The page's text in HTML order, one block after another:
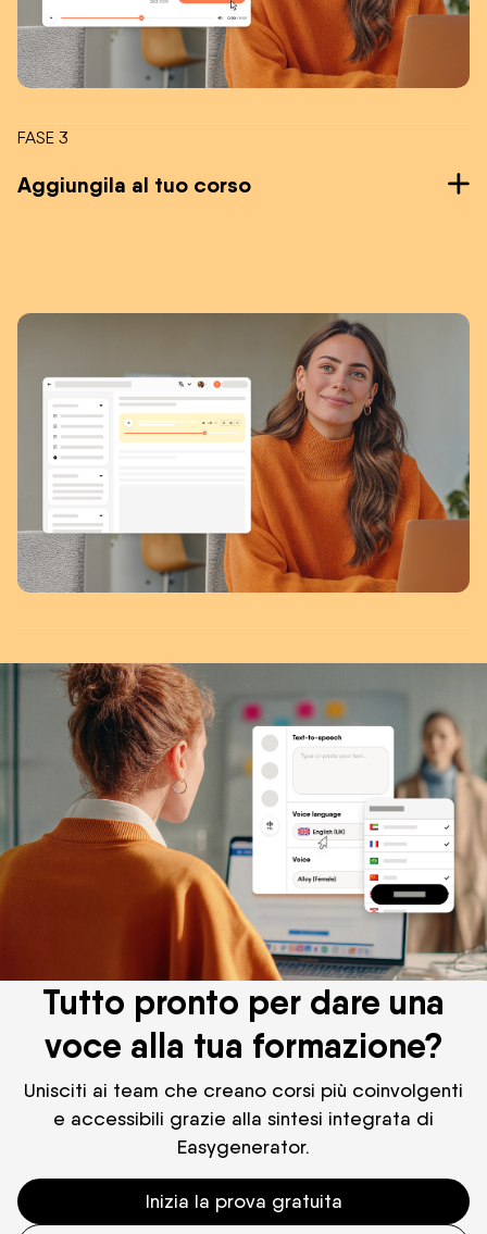
FASE 3
Aggiungila al tuo corso
Tutto pronto per dare una
voce alla tua formazione?
Unisciti ai team che creano corsi più coinvolgenti
e accessibili grazie alla sintesi integrata di
Easygenerator.
Inizia la prova gratuita